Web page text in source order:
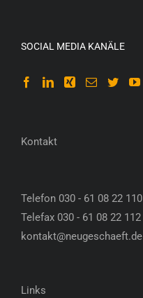
SOCIAL MEDIA KANÄLE
Kontakt
Telefon 030 - 61 08 22 110
Telefax 030 - 61 08 22 112
kontakt@neugeschaeft.de
Links